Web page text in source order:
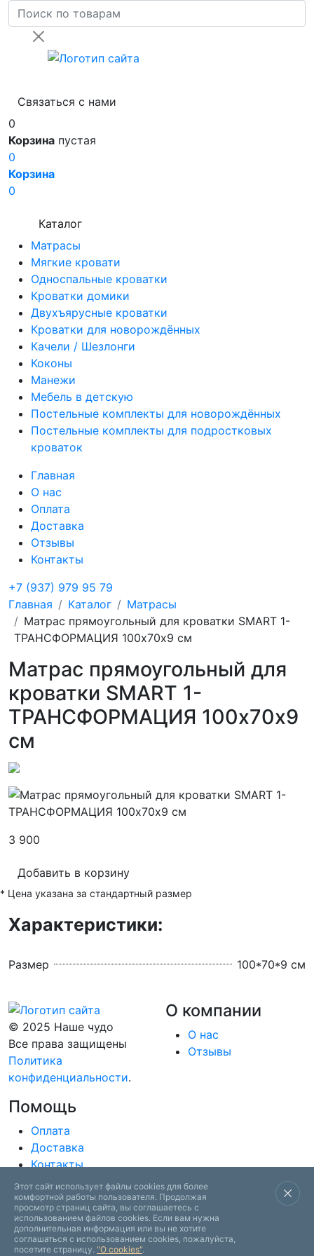
Связаться с нами
0
Корзина пустая
0
Корзина
0
Каталог
Матрасы
Мягкие кровати
Односпальные кроватки
Кроватки домики
Двухъярусные кроватки
Кроватки для новорождённых
Качели / Шезлонги
Коконы
Манежи
Мебель в детскую
Постельные комплекты для новорождённых
Постельные комплекты для подростковых
кроваток
Главная
О нас
Оплата
Доставка
Отзывы
Контакты
+7 (937) 979 95 79
Главная
Каталог
Матрасы
Матрас прямоугольный для кроватки SMART 1-
ТРАНСФОРМАЦИЯ 100х70х9 см
Матрас прямоугольный для
кроватки SMART 1-
ТРАНСФОРМАЦИЯ 100х70х9
см
3 900
Добавить в корзину
* Цена указана за стандартный размер
Характеристики:
Размер 100*70*9 см
© 2025 Наше чудо
Все права защищены
Политика
конфиденциальности.
О компании
О нас
Отзывы
Помощь
Оплата
Доставка
Контакты
+7 (937) 979 95 79
Написать нам
Создано в"Сайт-Креатив"
Этот сайт использует файлы cookies для более
комфортной работы пользователя. Продолжая
просмотр страниц сайта, вы соглашаетесь с
использованием файлов cookies. Если вам нужна
дополнительная информация или вы не хотите
соглашаться с использованием cookies, пожалуйста,
посетите страницу. "О cookies".